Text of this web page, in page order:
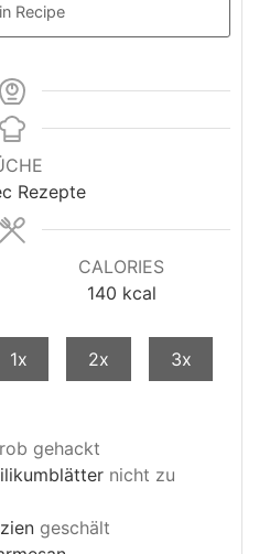
Recipe
Rezepte
CALORIES
140 kcal
1x 2x 3x
gehackt
nicht zu
geschält